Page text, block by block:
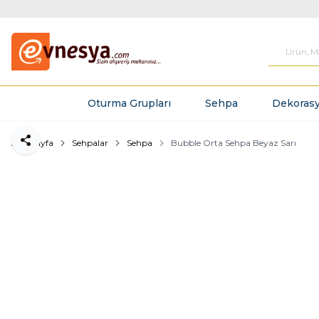
Oturma Grupları Sehpa
Ana Sayfa Sehpalar Sehpa Bubble Orta Sehpa Beyaz Sarı
Paylaş